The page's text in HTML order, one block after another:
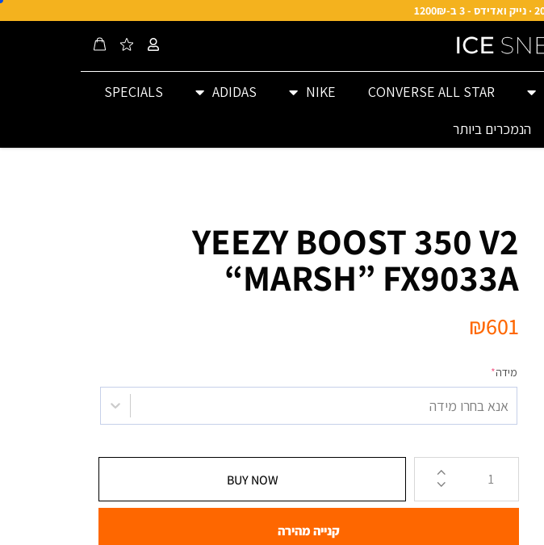
CONVERSE ALL STAR
NIKE
ADIDAS
SPECIALS
הנמכרים ביותר
YEEZY BOOST 350 V2
“MARSH” FX9033A
₪601
מידה*
אנא בחרו מידה
BUY NOW
קנייה מהירה